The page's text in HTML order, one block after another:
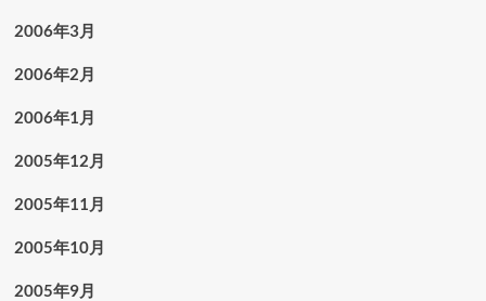
2006年3月
2006年2月
2006年1月
2005年12月
2005年11月
2005年10月
2005年9月